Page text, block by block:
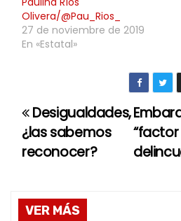
Olivera/@Pau_Rios_
27 de noviembre de 2019
En «Estatal»
N
a
e
“factor
Desigualdades,
¿las sabemos
reconocer?
VER MÁS